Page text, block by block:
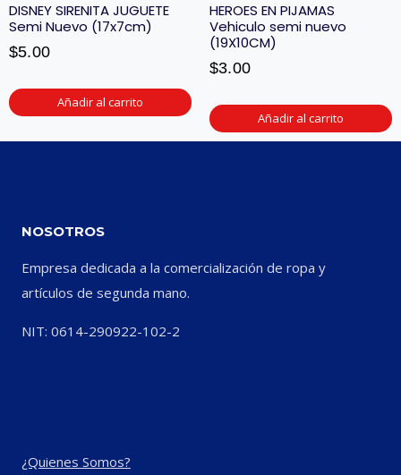
DISNEY SIRENITA JUGUETE
Semi Nuevo (17x7cm)
$5.00
Añadir al carrito
HEROES EN PIJAMAS
Vehiculo semi nuevo
(19X10CM)
$3.00
Añadir al carrito
NOSOTROS
Empresa dedicada a la comercialización de ropa y
artículos de segunda mano.
NIT: 0614-290922-102-2
¿Quienes Somos?